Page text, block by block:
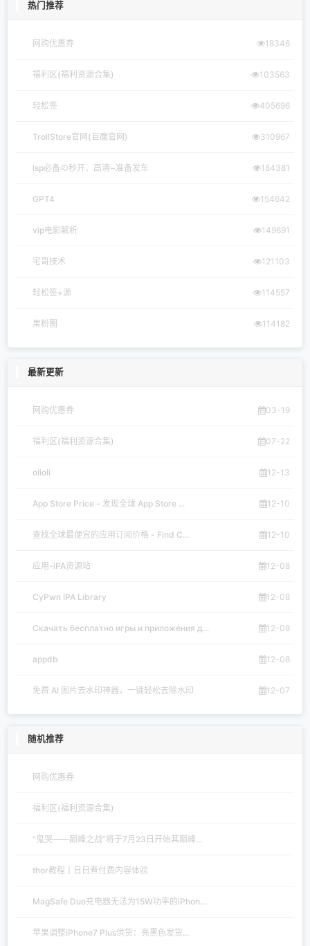
热门推荐
网购优惠券 18346
福利区(福利资源合集) 103563
轻松签 405696
TrollStore官网(巨魔官网) 310967
lsp必备の秒开、高清~准备发车 184381
GPT4 154642
vip电影解析 149691
宅哥技术 121103
轻松签+源 114557
果粉圈 114182
最新更新
网购优惠券 03-19
福利区(福利资源合集) 07-22
olioli 12-13
App Store Price - 发现全球 App Store ... 12-10
查找全球最便宜的应用订阅价格 - Find C... 12-10
应用-iPA资源站 12-08
CyPwn IPA Library 12-08
Скачать бесплатно игры и приложения д... 12-08
appdb 12-08
免费 AI 图片去水印神器，一键轻松去除水印 12-07
随机推荐
网购优惠券
福利区(福利资源合集)
“鬼哭——巅峰之战”将于7月23日开始其巅峰...
thor教程丨日日煮付费内容体验
MagSafe Duo充电器无法为15W功率的iPhon...
苹果调整iPhone7 Plus供货：亮黑色发货...